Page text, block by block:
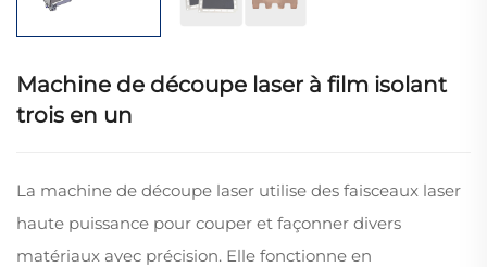
Machine de découpe laser à film isolant
trois en un
La machine de découpe laser utilise des faisceaux laser
haute puissance pour couper et façonner divers
matériaux avec précision. Elle fonctionne en